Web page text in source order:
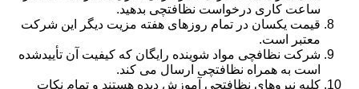
ساعت کاری درخواست نظافتچی بدهید.
قیمت یکسان در تمام روزهای هفته مزیت دیگر این شرکت
معتبر است.
شرکت نظافچی مواد شوینده رایگان که کیفیت آن تأییدشده
است به همراه نظافتچی ارسال می کند.
کلیه نیروهای نظافتچی آموزش دیده هستند و تمام نکات